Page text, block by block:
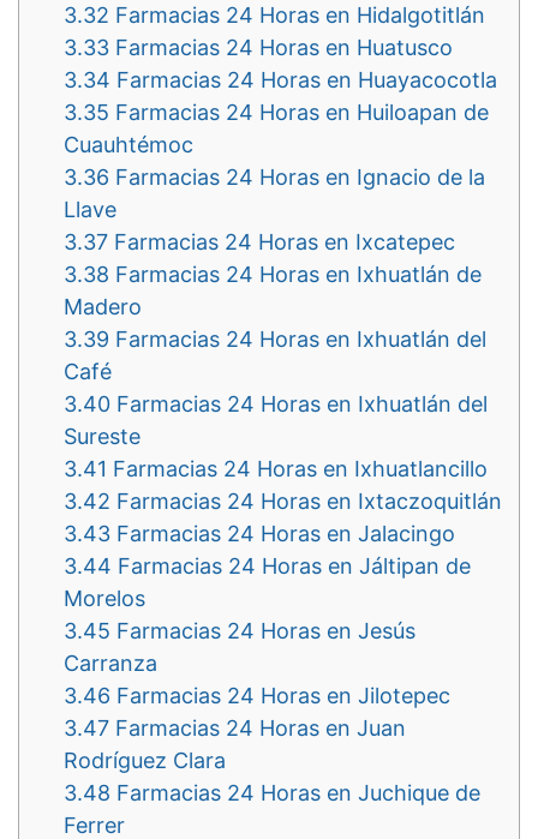
3.32 Farmacias 24 Horas en Hidalgotitlán
3.33 Farmacias 24 Horas en Huatusco
3.34 Farmacias 24 Horas en Huayacocotla
3.35 Farmacias 24 Horas en Huiloapan de
Cuauhtémoc
3.36 Farmacias 24 Horas en Ignacio de la
Llave
3.37 Farmacias 24 Horas en Ixcatepec
3.38 Farmacias 24 Horas en Ixhuatlán de
Madero
3.39 Farmacias 24 Horas en Ixhuatlán del
Café
3.40 Farmacias 24 Horas en Ixhuatlán del
Sureste
3.41 Farmacias 24 Horas en Ixhuatlancillo
3.42 Farmacias 24 Horas en Ixtaczoquitlán
3.43 Farmacias 24 Horas en Jalacingo
3.44 Farmacias 24 Horas en Jáltipan de
Morelos
3.45 Farmacias 24 Horas en Jesús
Carranza
3.46 Farmacias 24 Horas en Jilotepec
3.47 Farmacias 24 Horas en Juan
Rodríguez Clara
3.48 Farmacias 24 Horas en Juchique de
Ferrer